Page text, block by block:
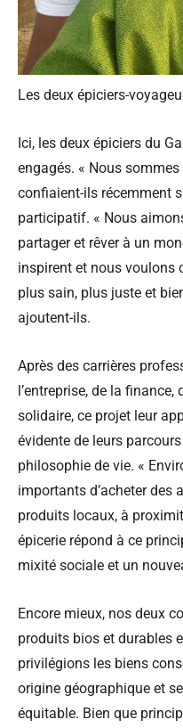
Les deux épiciers-
Ici, les deux épiciers du
engagés. « Nous
confiaient-ils récemment
participatif. « Nous
partager et rêver à un
inspirent et nous voulons
plus sain, plus juste et
ajoutent-ils.
Après des carrières
l’entreprise, de la finance,
solidaire, ce projet leur
évidente de leurs
philosophie de vie. «
importants d’acheter des
produits locaux, à
épicerie répond à ce
mixité sociale et un
Encore mieux, nos deux
produits bios et durables
privilégions les biens
origine géographique et
équitable. Bien que